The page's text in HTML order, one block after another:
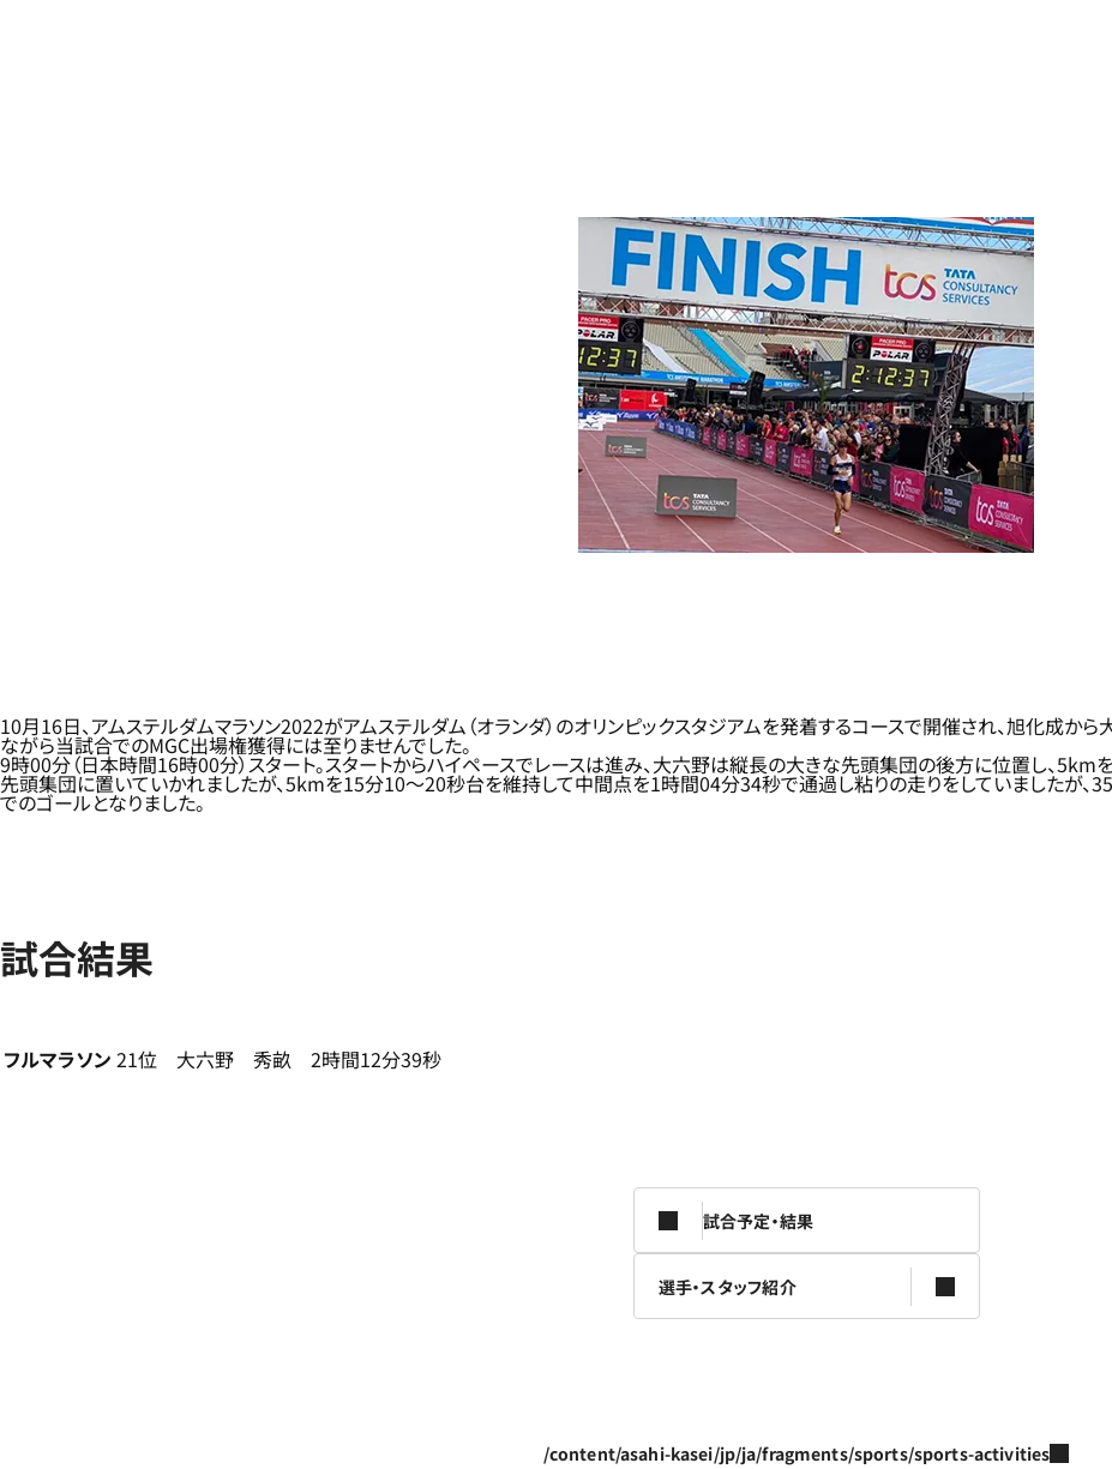
10月16日、アムステルダムマラソン2022がアムステルダム（オランダ）のオリンピックスタジアムを発着するコースで開催され、旭化成
ながら当試合でのMGC出場権獲得には至りませんでした。
9時00分（日本時間16時00分）スタート。スタートからハイペースでレースは進み、大六野は縦長の大きな先頭集団の後方に位置し、
先頭集団に置いていかれましたが、5kmを15分10～20秒台を維持して中間点を1時間04分34秒で通過し粘りの走りをしていましたが
でのゴールとなりました。
試合結果
フルマラソン 21位 大六野 秀畝 2時間12分39秒
試合予定・結果
選手・スタッフ紹介
/content/asahi-kasei/jp/ja/fragments/sports/sports-activities